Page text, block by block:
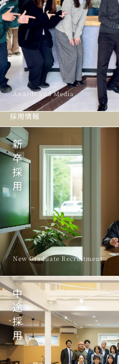
採用情報
Awards and Media
新
卒
採
用
New Graduate Recruitment
中
途
採
用